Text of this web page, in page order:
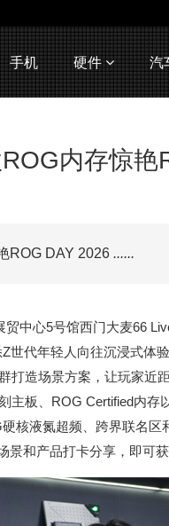
手机 硬件 汽
内存惊艳
ROG DAY 2026 ......
中心5号馆西门大麦66
世代年轻人向往沉浸式体
打造场景方案，让玩家近
主板、ROG Certified内
核液氮超频、跨界联名
景和产品打卡分享，即可